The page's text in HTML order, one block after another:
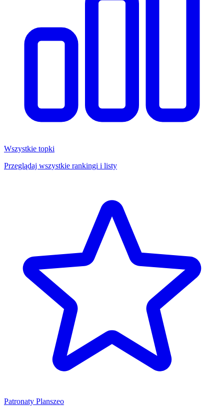
Wszystkie topki
Przeglądaj wszystkie rankingi i listy
Patronaty Planszeo